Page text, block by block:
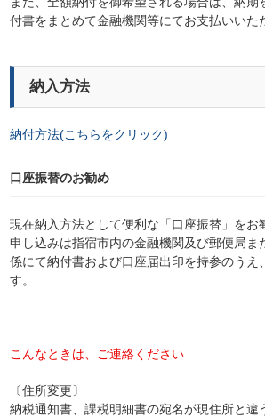
付書をまとめて金融機関等にてお支払いいた
納入方法
納付方法(こちらをクリック)
口座振替のお勧め
現在納入方法として便利な「口座振替」をお
申し込みは指宿市内の金融機関及び郵便局ま
係にて納付書および口座届出印を持参のうえ
す。
こんなときは、ご連絡ください
〔住所変更〕
納税通知書、課税明細書の宛名が現住所と違